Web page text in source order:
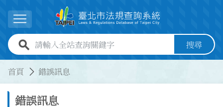
展開選單
全站查詢關鍵字欄位 搜尋
首頁 錯誤訊息
錯誤訊息